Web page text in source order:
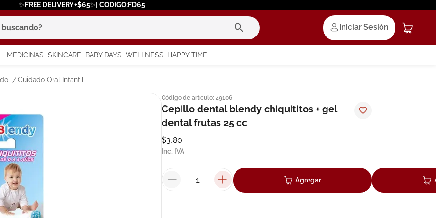
✨FREE DELIVERY +$65✨| CODIGO:FD65
Iniciar Sesión
MEDICINAS SKINCARE BABY DAYS WELLNESS HAPPY TIME
Cuidado Oral Infantil
Código de artículo: 49106
Cepillo dental blendy chiquititos + gel
dental frutas 25 cc
$3,80
Inc. IVA
Agregar
más buscados